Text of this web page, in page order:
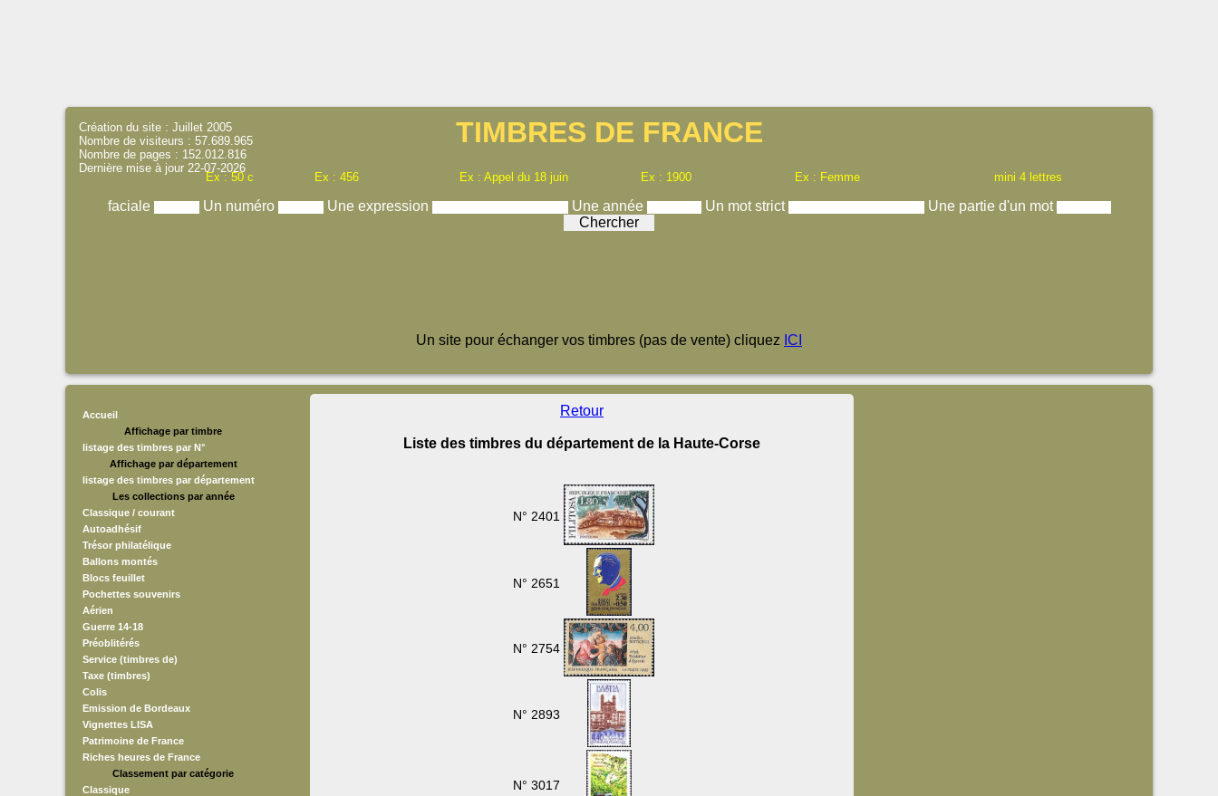
TIMBRES DE FRANCE
Ex : 50 c Ex : 456 Ex : Appel du 18 juin Ex : 1900 Ex : Femme mini 4 lettres
faciale Un numéro Une expression Une année Un mot strict Une partie d'un mot
Création du site : Juillet 2005
Nombre de visiteurs : 57.689.965
Nombre de pages : 152.012.816
Dernière mise à jour 22-07-2026
Un site pour échanger vos timbres (pas de vente) cliquez ICI
Accueil
Affichage par timbre
listage des timbres par N°
Affichage par département
listage des timbres par département
Les collections par année
Classique / courant
Autoadhésif
Trésor philatélique
Ballons montés
Blocs feuillet
Pochettes souvenirs
Aérien
Guerre 14-18
Préoblitérés
Service (timbres de)
Taxe (timbres)
Colis
Emission de Bordeaux
Vignettes LISA
Patrimoine de France
Riches heures de France
Classement par catégorie
Classique
Retour
Liste des timbres du département de la Haute-Corse
N° 2401
N° 2651
N° 2754
N° 2893
N° 3017